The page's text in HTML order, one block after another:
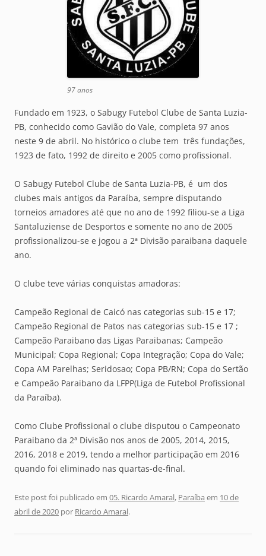
97 anos
Fundado em 1923, o Sabugy Futebol Clube de Santa Luzia-
PB, conhecido como Gavião do Vale, completa 97 anos
neste 9 de abril. No histórico o clube tem três fundações,
1923 de fato, 1992 de direito e 2005 como profissional.
O Sabugy Futebol Clube de Santa Luzia-PB, é um dos
clubes mais antigos da Paraíba, sempre disputando
torneios amadores até que no ano de 1992 filiou-se a Liga
Santaluziense de Desportos e somente no ano de 2005
profissionalizou-se e jogou a 2ª Divisão paraibana daquele
ano.
O clube teve várias conquistas amadoras:
Campeão Regional de Caicó nas categorias sub-15 e 17;
Campeão Regional de Patos nas categorias sub-15 e 17 ;
Campeão Paraibano das Ligas Paraibanas; Campeão
Municipal; Copa Regional; Copa Integração; Copa do Vale;
Copa AM Parelhas; Seridosao; Copa PB/RN; Copa do Sertão
e Campeão Paraibano da LFPP(Liga de Futebol Profissional
da Paraíba).
Como Clube Profissional o clube disputou o Campeonato
Paraibano da 2ª Divisão nos anos de 2005, 2014, 2015,
2016, 2018 e 2019, tendo a melhor participação em 2016
quando foi eliminado nas quartas-de-final.
Este post foi publicado em 05. Ricardo Amaral, Paraíba em 10 de
abril de 2020 por Ricardo Amaral.